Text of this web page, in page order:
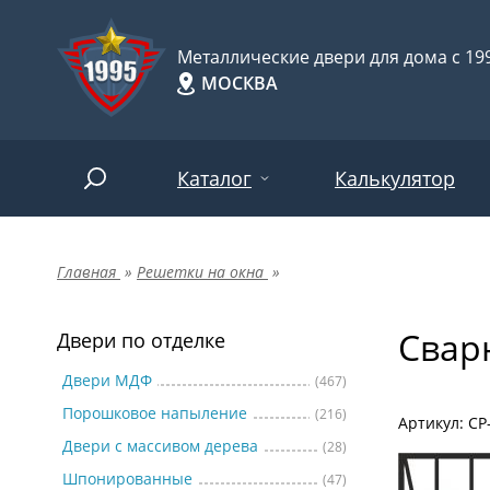
Металлические двери для дома с
МОСКВА
Каталог
Двери по отделке
Двери по назначению
Двери по особенностям
Калькулятор
Главная » Решетки на окна »
Двери по отделке
Двери МДФ (467)
Порошковое напыление (216)
Двери с массивом дерева (28)
Шпонированные (47)
Артикул: